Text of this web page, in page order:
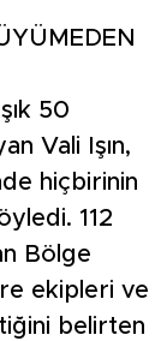
50
Vali Işın,
hiçbirinin
112
Bölge
ekipleri ve
belirten